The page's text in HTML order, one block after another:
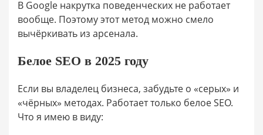
В Google накрутка поведенческих не работает
вообще. Поэтому этот метод можно смело
вычёркивать из арсенала.
Белое SEO в 2025 году
Если вы владелец бизнеса, забудьте о «серых» и
«чёрных» методах. Работает только белое SEO.
Что я имею в виду: